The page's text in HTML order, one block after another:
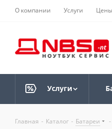
О компании Услуги
Услуги
Главная - Каталог - Батареи -